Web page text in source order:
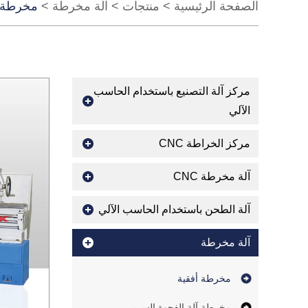
الصفحة الرئيسية > منتجات > آلة مخرطة > مخرطة
مركز آلة التصنيع باستخدام الحاسب
الآلي
مركز الخراطة CNC
آلة مخرطة CNC
آلة الطحن باستخدام الحاسب الآلي
آلة مخرطة
مخرطة أفقية